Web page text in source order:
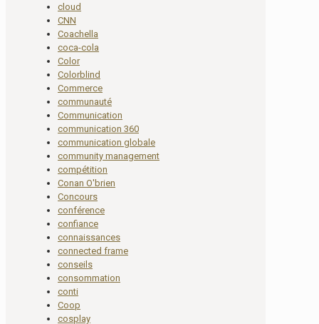
cloud
CNN
Coachella
coca-cola
Color
Colorblind
Commerce
communauté
Communication
communication 360
communication globale
community management
compétition
Conan O'brien
Concours
conférence
confiance
connaissances
connected frame
conseils
consommation
conti
Coop
cosplay